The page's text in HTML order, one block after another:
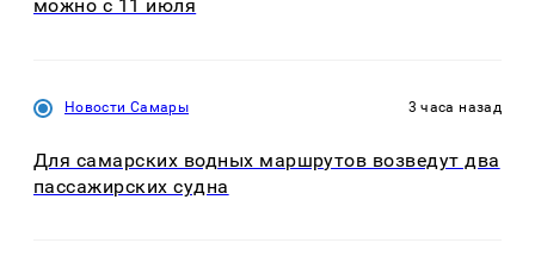
можно с 11 июля
Новости Самары 3 часа назад
Для самарских водных маршрутов возведут два
пассажирских судна